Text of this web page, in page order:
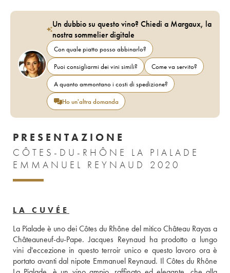
Un dubbio su questo vino? Chiedi a Margaux, la
nostra sommelier digitale
Con quale piatto posso abbinarlo?
Puoi consigliarmi dei vini simili?
Come va servito?
A quanto ammontano i costi di spedizione?
Ho un'altra domanda
PRESENTAZIONE
CÔTES-DU-RHÔNE LA PIALADE
EMMANUEL REYNAUD 2020
LA CUVÉE
La Pialade è uno dei Côtes du Rhône del mitico Château Rayas a
Châteauneuf-du-Pape. Jacques Reynaud ha prodotto a lungo
vini d'eccezione in questo terroir unico e questo lavoro ora è
portato avanti dal nipote Emmanuel Reynaud. Il Côtes du Rhône